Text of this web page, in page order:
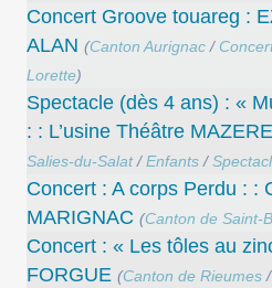
Concert Groove touareg :
ALAN (Canton Aurignac/
Lorette)
Spectacle (dès 4 ans) : «
: : L’usine Théâtre
Salies-du-Salat/Enfants/
Concert : A corps Perdu : :
MARIGNAC (Canton de Saint-
Concert : « Les tôles au
FORGUE (Canton de Rieumes/